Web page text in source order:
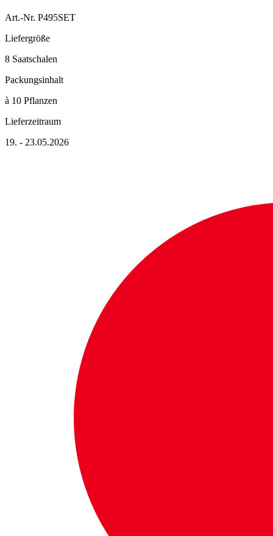
Art.-Nr. P495SET
Liefergröße
8 Saatschalen
Packungsinhalt
à 10 Pflanzen
Lieferzeitraum
19. - 23.05.2026